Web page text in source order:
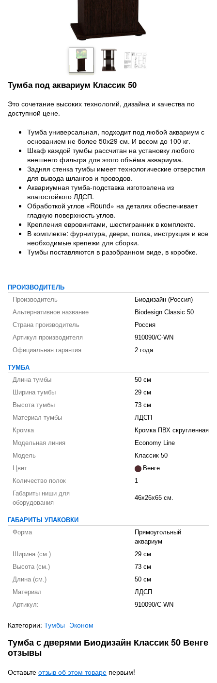
Тумба под аквариум Классик 50
Это сочетание высоких технологий, дизайна и качества по
доступной цене.
Тумба универсальная, подходит под любой аквариум с
основанием не более 50х29 см. И весом до 100 кг.
Шкаф каждой тумбы рассчитан на установку любого
внешнего фильтра для этого объёма аквариума.
Задняя стенка тумбы имеет технологические отверстия
для вывода шлангов и проводов.
Аквариумная тумба-подставка изготовлена из
влагостойкого ЛДСП.
Обработкой углов «Round» на деталях обеспечивает
гладкую поверхность углов.
Крепления евровинтами, шестигранник в комплекте.
В комплекте: фурнитура, двери, полка, инструкция и все
необходимые крепежи для сборки.
Тумбы поставляются в разобранном виде, в коробке.
ПРОИЗВОДИТЕЛЬ
Производитель
Биодизайн (Россия)
Альтернативное название
Biodesign Classic 50
Страна производитель
Россия
Артикул производителя
910090/C-WN
Официальная гарантия
2 года
ТУМБА
Длина тумбы
50 см
Ширина тумбы
29 см
Высота тумбы
73 см
Материал тумбы
ЛДСП
Кромка
Кромка ПВХ скругленная
Модельная линия
Economy Line
Модель
Классик 50
Цвет
Венге
Количество полок
1
Габариты ниши для
оборудования
46x26x65 см.
ГАБАРИТЫ УПАКОВКИ
Форма
Прямоугольный
аквариум
Ширина (см.)
29 см
Высота (см.)
73 см
Длина (см.)
50 см
Материал
ЛДСП
Артикул:
910090/C-WN
Категории: Тумбы Эконом
Тумба с дверями Биодизайн Классик 50 Венге
отзывы
Оставьте отзыв об этом товаре первым!